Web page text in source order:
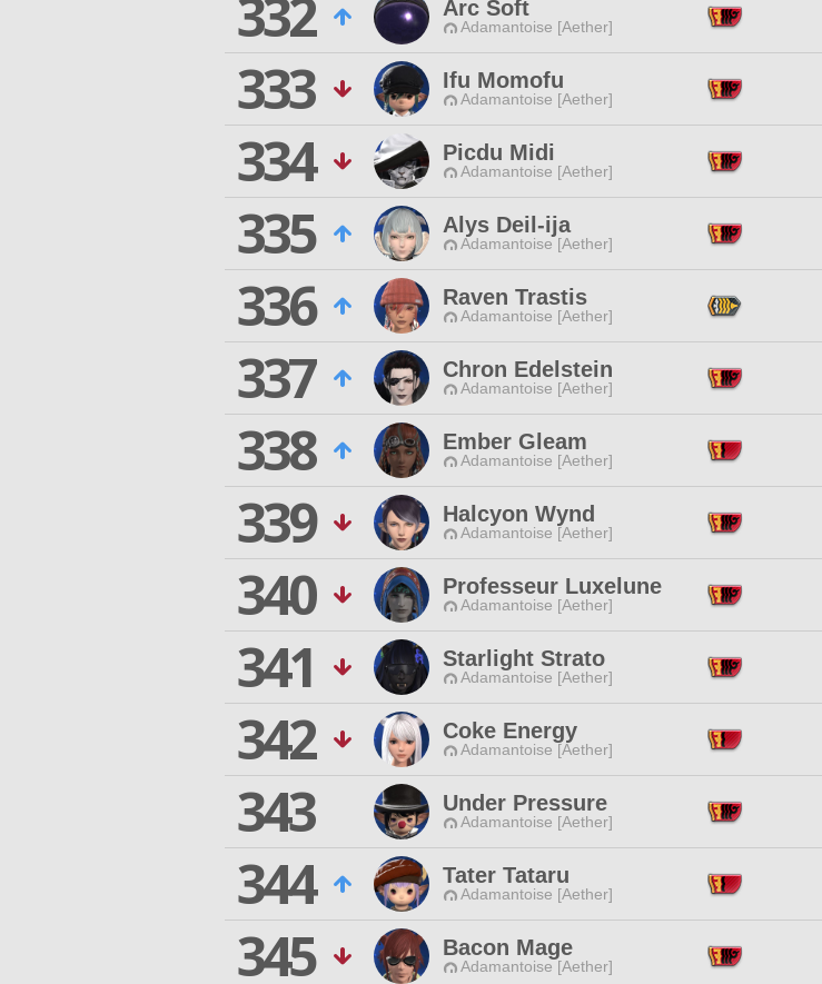
332
Arc Soft
Adamantoise [Aether]
333
Ifu Momofu
Adamantoise [Aether]
334
Picdu Midi
Adamantoise [Aether]
335
Alys Deil-ija
Adamantoise [Aether]
336
Raven Trastis
Adamantoise [Aether]
337
Chron Edelstein
Adamantoise [Aether]
338
Ember Gleam
Adamantoise [Aether]
339
Halcyon Wynd
Adamantoise [Aether]
340
Professeur Luxelune
Adamantoise [Aether]
341
Starlight Strato
Adamantoise [Aether]
342
Coke Energy
Adamantoise [Aether]
343
Under Pressure
Adamantoise [Aether]
344
Tater Tataru
Adamantoise [Aether]
345
Bacon Mage
Adamantoise [Aether]